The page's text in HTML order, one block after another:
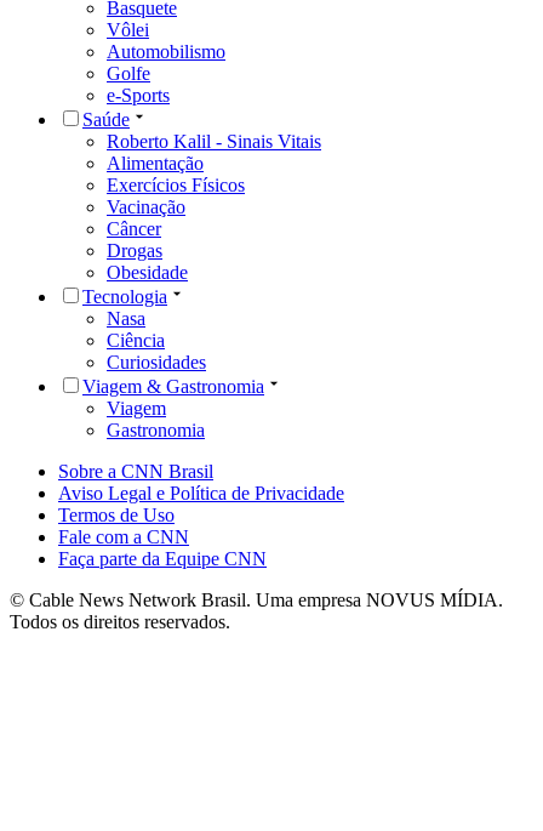
Basquete
Vôlei
Automobilismo
Golfe
e-Sports
Saúde
Roberto Kalil - Sinais Vitais
Alimentação
Exercícios Físicos
Vacinação
Câncer
Drogas
Obesidade
Tecnologia
Nasa
Ciência
Curiosidades
Viagem & Gastronomia
Viagem
Gastronomia
Sobre a CNN Brasil
Aviso Legal e Política de Privacidade
Termos de Uso
Fale com a CNN
Faça parte da Equipe CNN
© Cable News Network Brasil. Uma empresa NOVUS MÍDIA.
Todos os direitos reservados.